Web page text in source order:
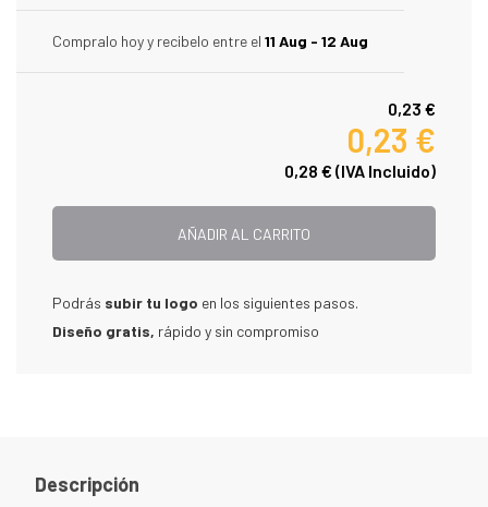
Compralo hoy y recibelo entre el 11 Aug - 12 Aug
0,23 €
0,23 €
0,28 € (IVA Incluido)
AÑADIR AL CARRITO
Podrás subir tu logo en los siguientes pasos.
Diseño gratis, rápido y sin compromiso
Descripción